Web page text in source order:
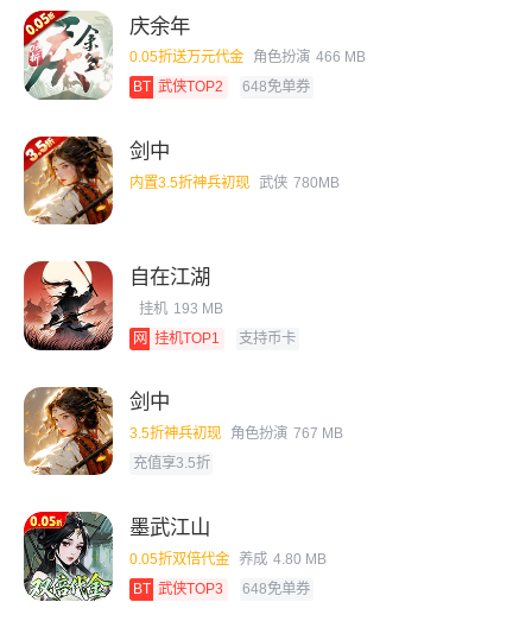
庆余年
0.05折送万元代金 角色扮演 466 MB
BT 武侠TOP2 648免单券
剑中
内置3.5折神兵初现 武侠 780MB
自在江湖
挂机 193 MB
网 挂机TOP1 支持币卡
剑中
3.5折神兵初现 角色扮演 767 MB
充值享3.5折
墨武江山
0.05折双倍代金 养成 4.80 MB
BT 武侠TOP3 648免单券